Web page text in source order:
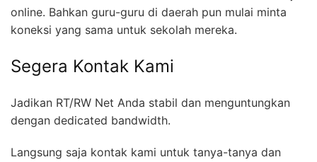
online. Bahkan guru-guru di daerah pun mulai minta
koneksi yang sama untuk sekolah mereka.
Segera Kontak Kami
Jadikan RT/RW Net Anda stabil dan menguntungkan
dengan dedicated bandwidth.
Langsung saja kontak kami untuk tanya-tanya dan